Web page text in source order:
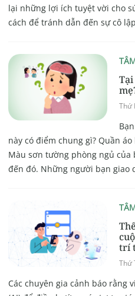
lại những lợi ích tuyệt vời cho
cách để tránh dẫn đến sự cô
Thứ
này có điểm chung gì? Quần
Màu sơn tường phòng ngủ của
đến đó. Những người bạn giao
trí
Thứ
Các chuyên gia cảnh báo rằng